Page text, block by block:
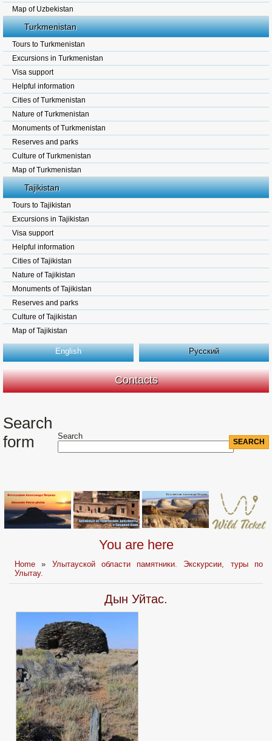
Map of Uzbekistan
Turkmenistan
Tours to Turkmenistan
Excursions in Turkmenistan
Visa support
Helpful information
Cities of Turkmenistan
Nature of Turkmenistan
Monuments of Turkmenistan
Reserves and parks
Culture of Turkmenistan
Map of Turkmenistan
Tajikistan
Tours to Tajikistan
Excursions in Tajikistan
Visa support
Helpful information
Cities of Tajikistan
Nature of Tajikistan
Monuments of Tajikistan
Reserves and parks
Culture of Tajikistan
Map of Tajikistan
English Русский
Contacts
Search
form
Search
You are here
Home » Улытауской области памятники. Экскурсии, туры по
Улытау.
Дын Уйтас.